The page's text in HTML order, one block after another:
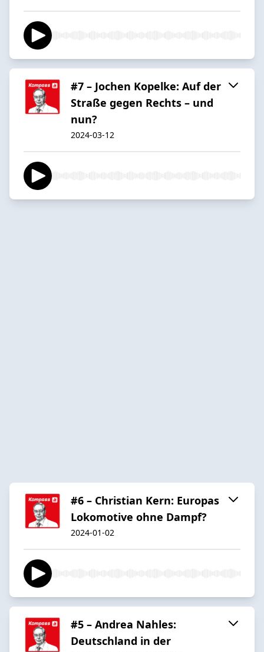
#7 – Jochen Kopelke: Auf der
Straße gegen Rechts – und
nun?
2024-03-12
#6 – Christian Kern: Europas
Lokomotive ohne Dampf?
2024-01-02
#5 – Andrea Nahles:
Deutschland in der